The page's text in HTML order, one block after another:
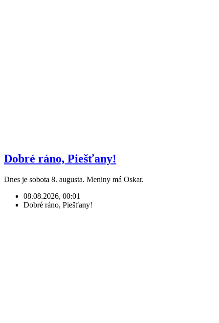
Dobré ráno, Piešťany!
Dnes je sobota 8. augusta. Meniny má Oskar.
08.08.2026, 00:01
Dobré ráno, Piešťany!